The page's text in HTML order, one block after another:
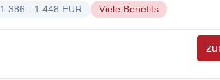
1.386 - 1.448 EUR Viele Benefits